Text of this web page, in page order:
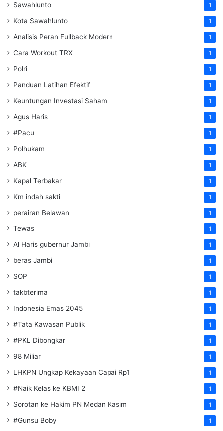
Sawahlunto 1
Kota Sawahlunto 1
Analisis Peran Fullback Modern 1
Cara Workout TRX 1
Polri 1
Panduan Latihan Efektif 1
Keuntungan Investasi Saham 1
Agus Haris 1
#Pacu 1
Polhukam 1
ABK 1
Kapal Terbakar 1
Km indah sakti 1
perairan Belawan 1
Tewas 1
Al Haris gubernur Jambi 1
beras Jambi 1
SOP 1
takbterima 1
Indonesia Emas 2045 1
#Tata Kawasan Publik 1
#PKL Dibongkar 1
98 Miliar 1
LHKPN Ungkap Kekayaan Capai Rp1 1
#Naik Kelas ke KBMI 2 1
Sorotan ke Hakim PN Medan Kasim 1
#Gunsu Boby 1